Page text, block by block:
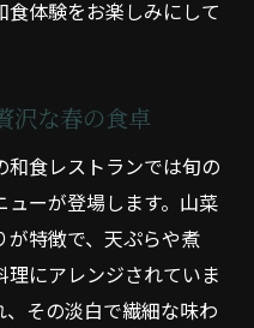
体験をお楽しみにして
沢な春の食卓
食レストランでは旬の
ーが登場します。山菜
が特徴で、天ぷらや煮
にアレンジされていま
その淡白で繊細な味わ